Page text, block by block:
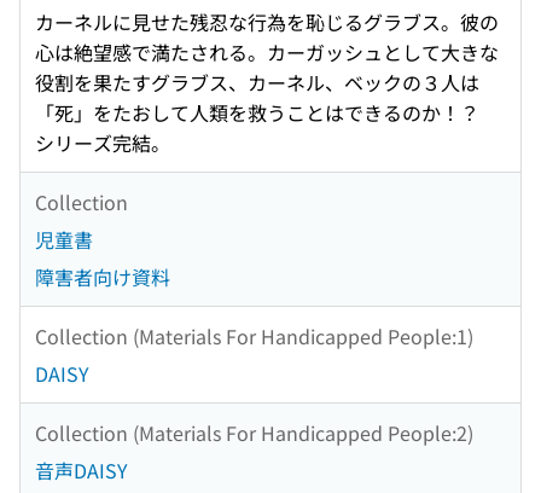
カーネルに見せた残忍な行為を恥じるグラブス。彼の
心は絶望感で満たされる。カーガッシュとして大きな
役割を果たすグラブス、カーネル、ベックの３人は
「死」をたおして人類を救うことはできるのか！？
シリーズ完結。
Collection
児童書
障害者向け資料
Collection (Materials For Handicapped People:1)
DAISY
Collection (Materials For Handicapped People:2)
音声DAISY